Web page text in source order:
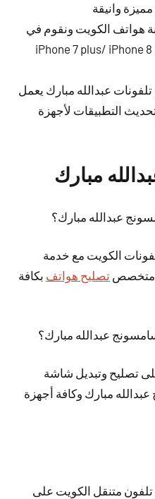
وانيقة
هواتف الكويت ونقوم في
صيانة شاشة تلفونات ايفون iPhone 7 plus/ iPhone 8
عبدالله مبارك يعمل
التطبيقات لأجهزة
مبارك
عبدالله مبارك؟
الكويت مع خدمة
متخصص تصليح هواتف بكافة
عبدالله مبارك؟
تصليح وتبديل شاشة
مبارك وكافة أجهزة
متنقل الكويت على